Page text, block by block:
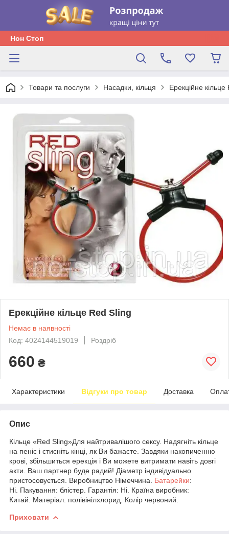
Нон Стоп
Товари та послуги Насадки, кільця Ерекційне
Ерекційне кільце Red Sling
Немає в наявності
Код: 4024144519019
Роздріб
660 ₴
Характеристики Відгуки про товар Доставка
Опис
Кільце «Red Sling»Для найтривалішого сексу. Надягніть кільце
на пеніс і стисніть кінці, як Ви бажаєте. Завдяки накопиченню
крові, збільшиться ерекція і Ви можете витримати навіть довгі
акти. Ваш партнер буде радий! Діаметр індивідуально
пристосовується. Виробництво Німеччина. Батарейки:
Ні. Пакування: блістер. Гарантія: Ні. Країна виробник:
Китай. Матеріал: полівінілхлорид. Колір червоний.
Приховати